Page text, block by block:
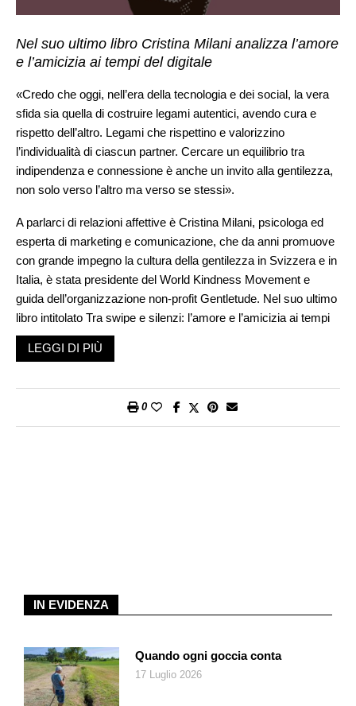
Nel suo ultimo libro Cristina Milani analizza l’amore
e l’amicizia ai tempi del digitale
«Credo che oggi, nell’era della tecnologia e dei social, la vera
sfida sia quella di costruire legami autentici, avendo cura e
rispetto dell’altro. Legami che rispettino e valorizzino
l’individualità di ciascun partner. Cercare un equilibrio tra
indipendenza e connessione è anche un invito alla gentilezza,
non solo verso l’altro ma verso se stessi».
A parlarci di relazioni affettive è Cristina Milani, psicologa ed
esperta di marketing e comunicazione, che da anni promuove
con grande impegno la cultura della gentilezza in Svizzera e in
Italia, è stata presidente del World Kindness Movement e
guida dell’organizzazione non-profit Gentletude. Nel suo ultimo
libro intitolato Tra swipe e silenzi: l’amore e l’amicizia ai tempi
del digitale, Cristina Milani esplora la complessità dei legami,
resi più fragili e impersonali dall’avvento dei social, che sono
nostra identità individuale e collettiva e di conseguenza anche
persone erano davvero molto sofferenti», spiega Cristina
Milani. L’autrice ha così colto l’occasione per approfondire
proponendo al lettore, alla fine di ogni capitolo, un’agile e
semplice scheda riassuntiva.
LEGGI DI PIÙ
0
IN EVIDENZA
Quando ogni goccia conta
17 Luglio 2026